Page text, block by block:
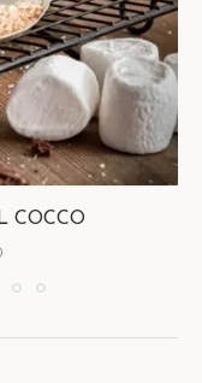
COCCO